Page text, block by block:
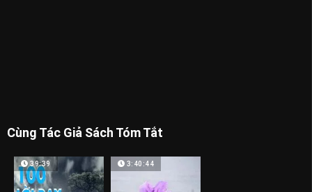
Cùng Tác Giả Sách Tóm Tắt
39:39 3:40:44